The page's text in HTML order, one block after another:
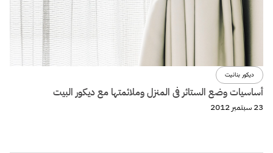
ديكور بنانيت
أساسيات وضع الستائر فى المنزل وملائمتها مع ديكور البيت
23 سبتمبر 2012